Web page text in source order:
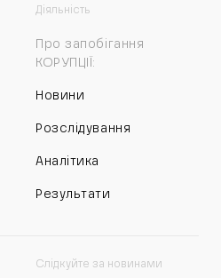
Діяльність
Про запобігання
КОРУПЦІЇ:
Новини
Розслідування
Аналітика
Результати
Слідкуйте за новинами